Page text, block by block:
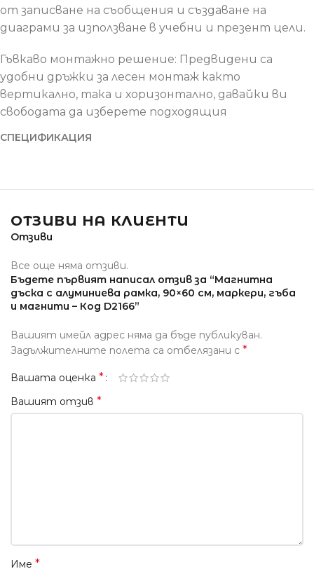
от записване на съобщения и създаване на
диаграми за използване в учебни и презент цели.
Гъвкаво монтажно решение: Предвидени са
удобни дръжки за лесен монтаж както
вертикално, така и хоризонтално, давайки ви
свободата да изберете подходящия
СПЕЦИФИКАЦИЯ
ОТЗИВИ НА КЛИЕНТИ
Отзиви
Все още няма отзиви.
Бъдете първият написал отзив за “Магнитна
дъска с алуминиева рамка, 90×60 см, маркери, гъба
и магнити – Код D2166”
Вашият имейл адрес няма да бъде публикуван.
Задължителните полета са отбелязани с *
Вашата оценка *
Вашият отзив *
Име *